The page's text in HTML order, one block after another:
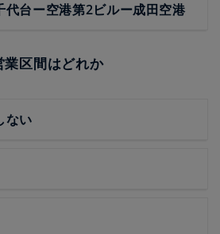
代台ー空港第2ビルー成田空港
区間はどれか
ない